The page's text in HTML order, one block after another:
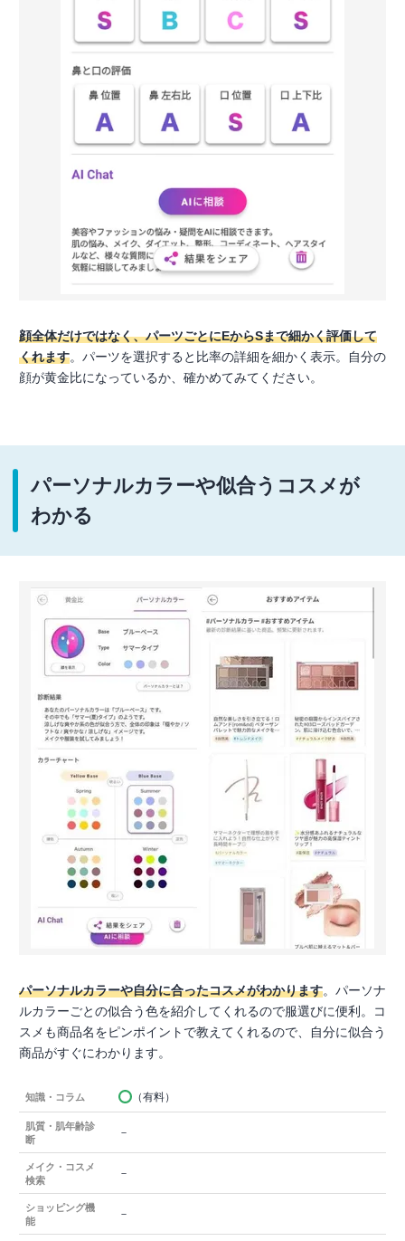
顔全体だけではなく、パーツごとにEからSまで細かく評価して
くれます。パーツを選択すると比率の詳細を細かく表示。自分の
顔が黄金比になっているか、確かめてみてください。
パーソナルカラーや似合うコスメが
わかる
パーソナルカラーや自分に合ったコスメがわかります。パーソナ
ルカラーごとの似合う色を紹介してくれるので服選びに便利。コ
スメも商品名をピンポイントで教えてくれるので、自分に似合う
商品がすぐにわかります。
知識・コラム （有料）
肌質・肌年齢診
断
－
メイク・コスメ
検索
－
ショッピング機
能
－